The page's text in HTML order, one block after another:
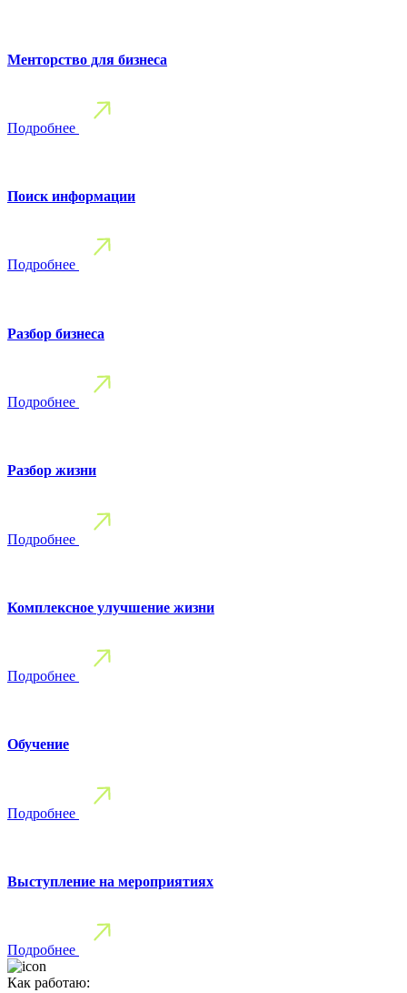
Менторство для бизнеса
Подробнее
Поиск информации
Подробнее
Разбор бизнеса
Подробнее
Разбор жизни
Подробнее
Комплексное улучшение жизни
Подробнее
Обучение
Подробнее
Выступление на мероприятиях
Подробнее
Как работаю: